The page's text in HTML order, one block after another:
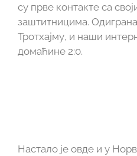
су прве контакте са
заштитницима.
Тротхајму, и наши
домаћине 2:0.
Настало је овде и у